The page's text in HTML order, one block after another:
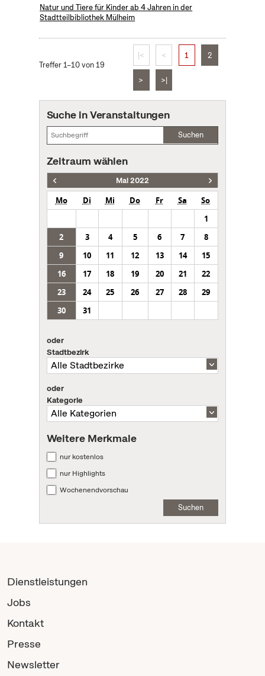
Natur und Tiere für Kinder ab 4 Jahren in der
Stadtteilbibliothek Mülheim
Treffer 1–10 von 19
|< < 1 2
> >|
Suche in Veranstaltungen
Suchen
Zeitraum wählen
Mai 2022
Mo Di Mi Do Fr Sa
So
1
2
3 4 5 6 7
8
9
10 11 12 13 14
15
16
17 18 19 20 21
22
23
24 25 26 27 28
29
30
31
oder
Stadtbezirk
oder
Kategorie
Weitere Merkmale
nur kostenlos
nur Highlights
Wochenendvorschau
Suchen
Dienstleistungen
Jobs
Kontakt
Presse
Newsletter